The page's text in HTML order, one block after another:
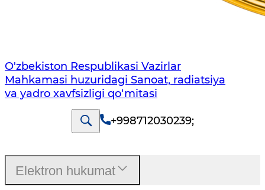
O'zbekiston Respublikasi Vazirlar
Mahkamasi huzuridagi Sanoat, radiatsiya
va yadro xavfsizligi qo‘mitasi
+998712030239;
Elektron hukumat